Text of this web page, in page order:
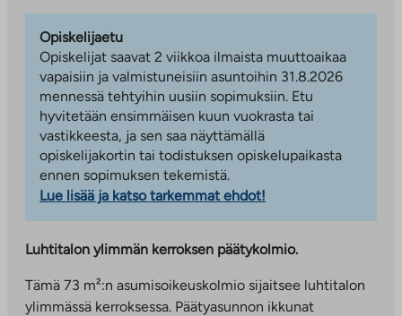
Opiskelijaetu
Opiskelijat saavat 2 viikkoa ilmaista muuttoaikaa
vapaisiin ja valmistuneisiin asuntoihin 31.8.2026
mennessä tehtyihin uusiin sopimuksiin. Etu
hyvitetään ensimmäisen kuun vuokrasta tai
vastikkeesta, ja sen saa näyttämällä
opiskelijakortin tai todistuksen opiskelupaikasta
ennen sopimuksen tekemistä.
Lue lisää ja katso tarkemmat ehdot!
Luhtitalon ylimmän kerroksen päätykolmio.
Tämä 73 m²:n asumisoikeuskolmio sijaitsee luhtitalon
ylimmässä kerroksessa. Päätyasunnon ikkunat